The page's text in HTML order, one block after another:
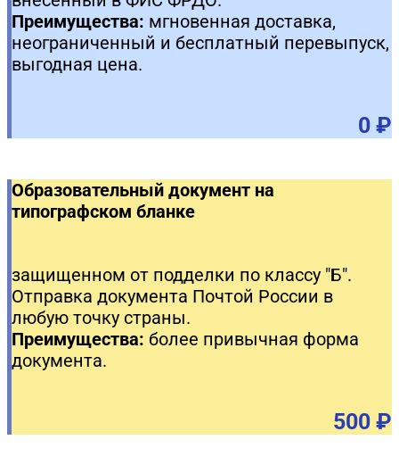
Преимущества: мгновенная доставка,
неограниченный и бесплатный перевыпуск,
выгодная цена.
0 ₽
Образовательный документ на
типографском бланке
защищенном от подделки по классу "Б".
Отправка документа Почтой России в
любую точку страны.
Преимущества: более привычная форма
документа.
500 ₽